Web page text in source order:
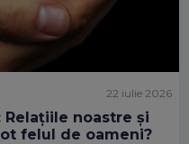
noastre și
felul de oameni?
22 iulie 2026